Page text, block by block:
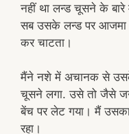
नहीं था लन्ड चूसने के बारे
सब उसके लन्ड पर
कर चाटता।
मैंने नशे में अचानक से
चूसने लगा. उसे तो जैसे
बेंच पर लेट गया। मैं
रहा।